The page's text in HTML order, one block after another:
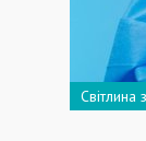
Світлина